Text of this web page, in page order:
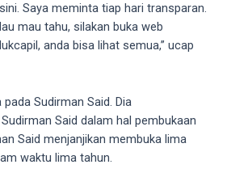
Saya meminta tiap hari transparan.
mau tahu, silakan buka web
anda bisa lihat semua,” ucap
Sudirman Said. Dia
Said dalam hal pembukaan
Said menjanjikan membuka lima
waktu lima tahun.